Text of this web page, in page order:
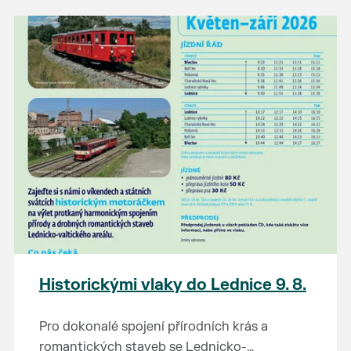
Prodejce prosíme tradičně o příchod 30
minut před začátkem, aby si vše na
prodejních místech stihli přichystat. Pokud
plánujete přijít a chcete rezervovat prodejní
místo, potvrďte prosím účast přes email
petr.vlasak@breclav.eu nebo zde v události,
ať víme, s kolika lidmi máme počítat. Počet
prodejních míst je omezen.
Těšíme se jako vždy!
Historickými vlaky do Lednice 9. 8.
Pro dokonalé spojení přírodních krás a
romantických staveb se Lednicko-